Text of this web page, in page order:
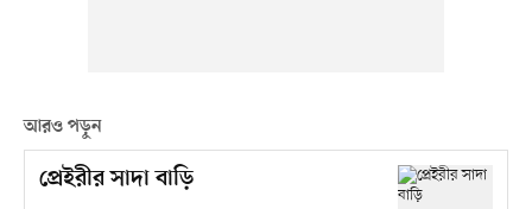
আরও পড়ুন
প্রেইরীর সাদা বাড়ি